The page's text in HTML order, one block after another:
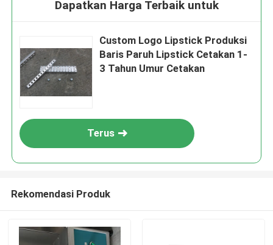
Dapatkan Harga Terbaik untuk
Custom Logo Lipstick Produksi
Baris Paruh Lipstick Cetakan 1-
3 Tahun Umur Cetakan
Terus
Rekomendasi Produk